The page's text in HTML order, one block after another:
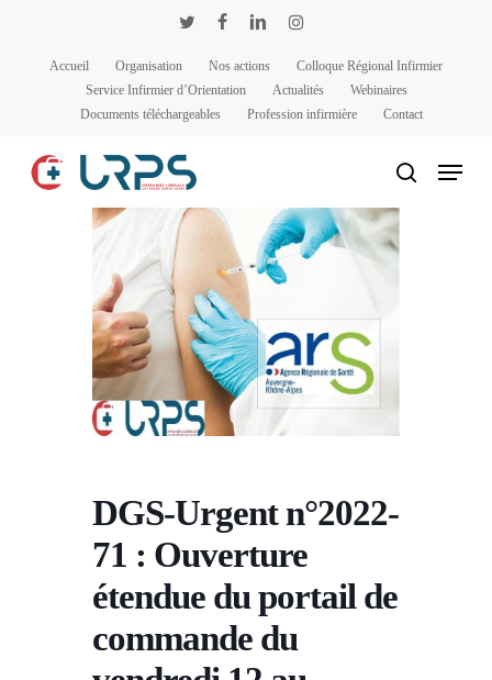
Accueil
Organisation Nos actions
Colloque Régional Infirmier
Service Infirmier d’Orientation
Actualités
Webinaires
Documents téléchargeables
Profession infirmière Contact
rechercher
Menu
DGS-Urgent n°2022-
71 : Ouverture
étendue du portail de
commande du
Panneau de gestion des cookies